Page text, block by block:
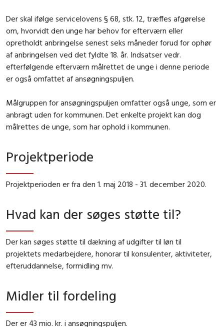
Der skal ifølge servicelovens § 68, stk. 12, træffes afgørelse
om, hvorvidt den unge har behov for efterværn eller
opretholdt anbringelse senest seks måneder forud for ophør
af anbringelsen ved det fyldte 18. år. Indsatser vedr.
efterfølgende efterværn målrettet de unge i denne periode
er også omfattet af ansøgningspuljen.
Målgruppen for ansøgningspuljen omfatter også unge, som er
anbragt uden for kommunen. Det enkelte projekt kan dog
målrettes de unge, som har ophold i kommunen.
Projektperiode
Projektperioden er fra den 1. maj 2018 - 31. december 2020.
Hvad kan der søges støtte til?
Der kan søges støtte til dækning af udgifter til løn til
projektets medarbejdere, honorar til konsulenter, aktiviteter,
efteruddannelse, formidling mv.
Midler til fordeling
Der er 43 mio. kr. i ansøgningspuljen.